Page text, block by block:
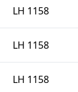
LH 1158
LH 1158
LH 1158